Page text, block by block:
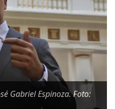
Gabriel Espinoza. Foto: